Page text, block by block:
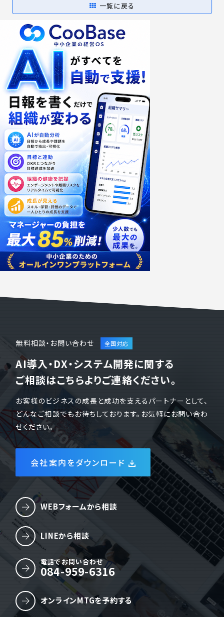
一覧に戻る
無料相談・お問い合わせ
AI導入・DX・システム開発に関する
ご相談はこちらよりご連絡ください。
お客様のビジネスの成長と成功を支えるパートナーとして、
どんなご相談でもお待ちしております。お気軽にお問い合わ
せください。
会社案内をダウンロード
WEBフォームから相談
LINEから相談
電話でお問い合わせ
084-959-6316
オンラインMTGを予約する